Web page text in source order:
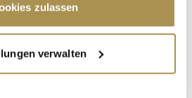
oder widerrufen
Ihre geografische Lage
auf einige Meter genau sein
zulassen
verwalten